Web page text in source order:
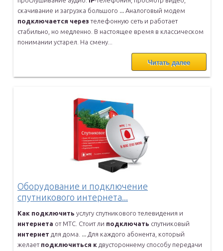
скачивание и загрузка большого ... Аналоговый модем
подключается через телефонную сеть и работает
стабильно, но медленно. В настоящее время в классическом
понимании устарел. На смену...
Читать далее
Оборудование и подключение
спутникового интернета...
Как подключить услугу спутникового телевидения и
интернета от МТС. Стоит ли подключать спутниковый
интернет для дома. ... Для каждого абонента, который
желает подключиться к двустороннему способу передачи